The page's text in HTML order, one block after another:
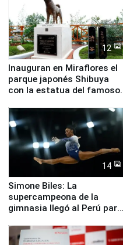
12
Inauguran en Miraflores el
parque japonés Shibuya
con la estatua del famoso
14
Simone Biles: La
supercampeona de la
gimnasia llegó al Perú para
Panamericanos Lima 2027